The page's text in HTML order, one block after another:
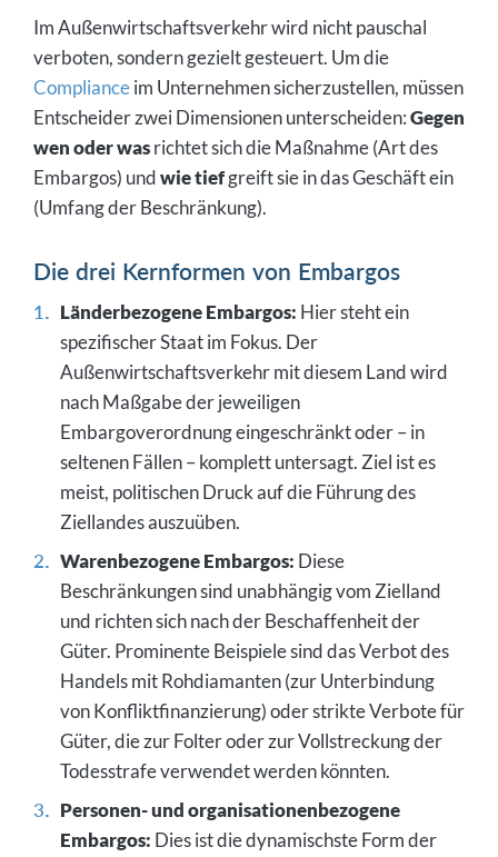
Im Außenwirtschaftsverkehr wird nicht pauschal
verboten, sondern gezielt gesteuert. Um die
Complianceim Unternehmen sicherzustellen, müssen
Entscheider zwei Dimensionen unterscheiden:Gegen
wen oder wasrichtet sich die Maßnahme (Art des
Embargos) undwie tiefgreift sie in das Geschäft ein
(Umfang der Beschränkung).
Die drei Kernformen von Embargos
Länderbezogene Embargos: Hier steht ein
spezifischer Staat im Fokus. Der
Außenwirtschaftsverkehr mit diesem Land wird
nach Maßgabe der jeweiligen
Embargoverordnung eingeschränkt oder – in
seltenen Fällen – komplett untersagt. Ziel ist es
meist, politischen Druck auf die Führung des
Ziellandes auszuüben.
Warenbezogene Embargos: Diese
Beschränkungen sind unabhängig vom Zielland
und richten sich nach der Beschaffenheit der
Güter. Prominente Beispiele sind das Verbot des
Handels mit Rohdiamanten (zur Unterbindung
von Konfliktfinanzierung) oder strikte Verbote für
Güter, die zur Folter oder zur Vollstreckung der
Todesstrafe verwendet werden könnten.
Personen- und organisationenbezogene
Embargos: Dies ist die dynamischste Form der